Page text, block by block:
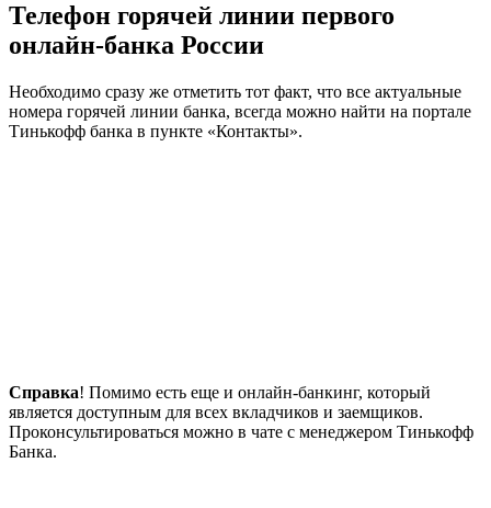
Телефон горячей линии первого
онлайн-банка России
Необходимо сразу же отметить тот факт, что все актуальные
номера горячей линии банка, всегда можно найти на портале
Тинькофф банка в пункте «Контакты».
Справка! Помимо есть еще и онлайн-банкинг, который
является доступным для всех вкладчиков и заемщиков.
Проконсультироваться можно в чате с менеджером Тинькофф
Банка.